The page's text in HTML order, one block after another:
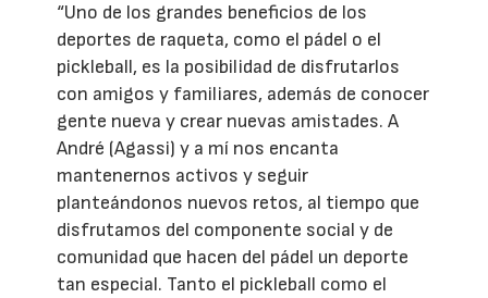
“Uno de los grandes beneficios de los
deportes de raqueta, como el pádel o el
pickleball, es la posibilidad de disfrutarlos
con amigos y familiares, además de conocer
gente nueva y crear nuevas amistades. A
André (Agassi) y a mí nos encanta
mantenernos activos y seguir
planteándonos nuevos retos, al tiempo que
disfrutamos del componente social y de
comunidad que hacen del pádel un deporte
tan especial. Tanto el pickleball como el